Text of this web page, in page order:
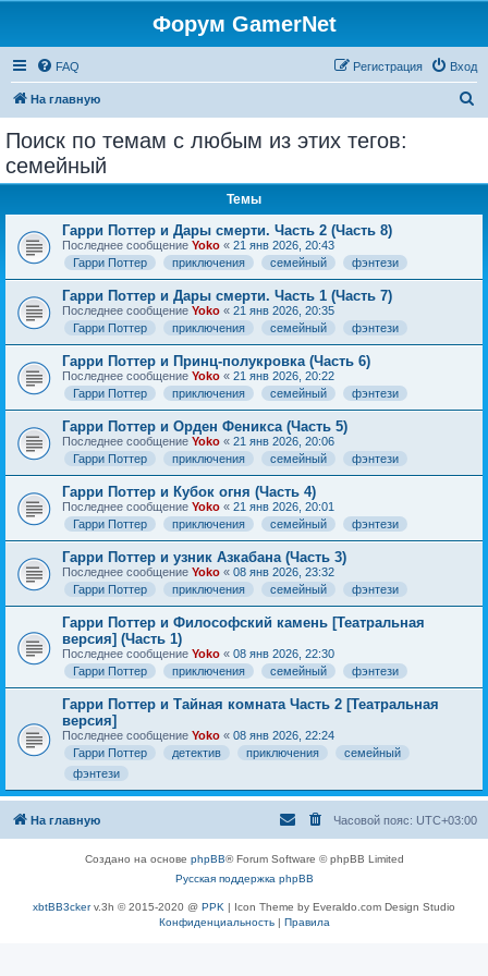
Форум GamerNet
FAQ Вход
Регистрация
На главную
Поиск по темам с любым из этих тегов:
семейный
Темы
Гарри Поттер и Дары смерти. Часть 2 (Часть 8)
Последнее сообщение Yoko « 21 янв 2026, 20:43
Гарри Поттер
приключения семейный фэнтези
Гарри Поттер и Дары смерти. Часть 1 (Часть 7)
Последнее сообщение Yoko « 21 янв 2026, 20:35
Гарри Поттер
приключения семейный фэнтези
Гарри Поттер и Принц-полукровка (Часть 6)
Последнее сообщение Yoko « 21 янв 2026, 20:22
Гарри Поттер
приключения семейный фэнтези
Гарри Поттер и Орден Феникса (Часть 5)
Последнее сообщение Yoko « 21 янв 2026, 20:06
Гарри Поттер
приключения семейный фэнтези
Гарри Поттер и Кубок огня (Часть 4)
Последнее сообщение Yoko « 21 янв 2026, 20:01
Гарри Поттер
приключения семейный фэнтези
Гарри Поттер и узник Азкабана (Часть 3)
Последнее сообщение Yoko « 08 янв 2026, 23:32
Гарри Поттер
приключения семейный фэнтези
Гарри Поттер и Философский камень [Театральная
версия] (Часть 1)
Последнее сообщение Yoko « 08 янв 2026, 22:30
Гарри Поттер
приключения семейный фэнтези
Гарри Поттер и Тайная комната Часть 2 [Театральная
версия]
Последнее сообщение Yoko « 08 янв 2026, 22:24
Гарри Поттер
детектив приключения
семейный
фэнтези
На главную Часовой пояс: UTC+03:00
Создано на основе phpBB® Forum Software © phpBB Limited
Русская поддержка phpBB
xbtBB3ckerv.3h © 2015-2020 @ PPK | Icon Theme by Everaldo.com Design Studio
Конфиденциальность| Правила